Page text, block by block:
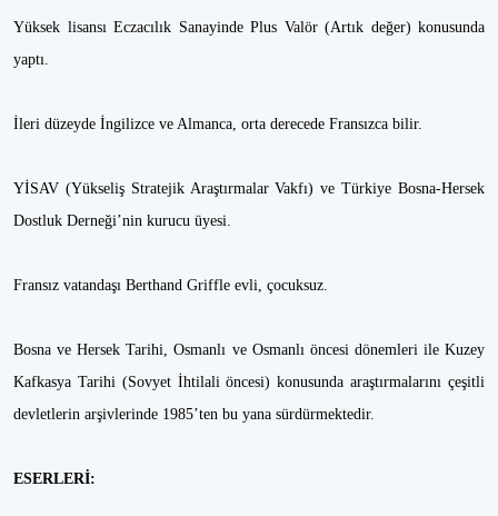
Yüksek lisansı Eczacılık Sanayinde Plus Valör (Artık değer) konusunda
yaptı.
İleri düzeyde İngilizce ve Almanca, orta derecede Fransızca bilir.
YİSAV (Yükseliş Stratejik Araştırmalar Vakfı) ve Türkiye Bosna-Hersek
Dostluk Derneği’nin kurucu üyesi.
Fransız vatandaşı Berthand Griffle evli, çocuksuz.
Bosna ve Hersek Tarihi, Osmanlı ve Osmanlı öncesi dönemleri ile Kuzey
Kafkasya Tarihi (Sovyet İhtilali öncesi) konusunda araştırmalarını çeşitli
devletlerin arşivlerinde 1985’ten bu yana sürdürmektedir.
ESERLERİ: